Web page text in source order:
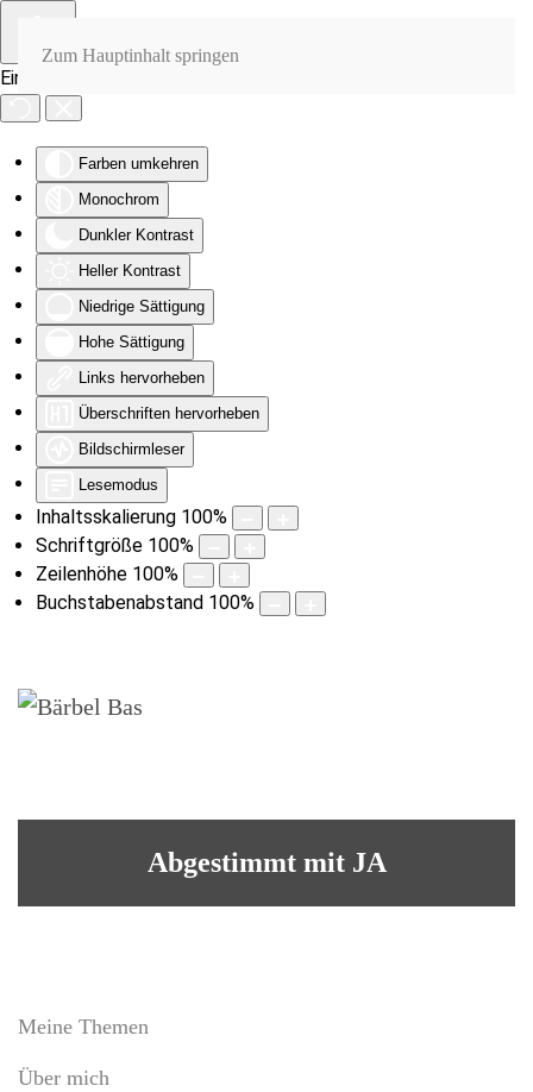
Eingabehilfen öffnen
Farben umkehren
Monochrom
Dunkler Kontrast
Heller Kontrast
Niedrige Sättigung
Hohe Sättigung
Links hervorheben
Überschriften hervorheben
Bildschirmleser
Lesemodus
Inhaltsskalierung 100%
Schriftgröße 100%
Zeilenhöhe 100%
Buchstabenabstand 100%
Zum Hauptinhalt springen
Abgestimmt mit JA
Meine Themen
Über mich